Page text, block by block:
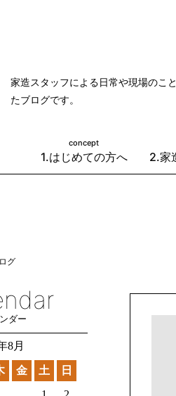
家造スタッフによる日常や現場のこ
たブログです。
concept
1.はじめての方へ 2.家
グ
ダー
8月
金 土 日